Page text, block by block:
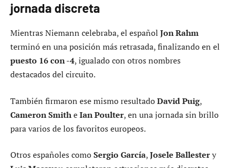
jornada discreta
Mientras Niemann celebraba, el español Jon Rahm
terminó en una posición más retrasada, finalizando en el
puesto 16 con -4, igualado con otros nombres
destacados del circuito.
También firmaron ese mismo resultadoDavid Puig,
Cameron SmitheIan Poulter, en una jornada sin brillo
para varios de los favoritos europeos.
Otros españoles comoSergio García,Josele Ballestery